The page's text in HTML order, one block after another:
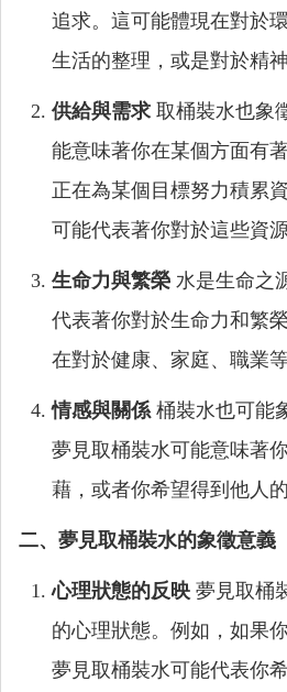
追求。這可能體現在對於
生活的整理，或是對於精
供給與需求 取桶裝水也象
能意味著你在某個方面有
正在為某個目標努力積累
可能代表著你對於這些資源
生命力與繁榮 水是生命之
代表著你對於生命力和繁
在對於健康、家庭、職業
情感與關係桶裝水也可能
夢見取桶裝水可能意味著
藉，或者你希望得到他人
二、夢見取桶裝水的象徵意義
心理狀態的反映 夢見取桶
的心理狀態。例如，如果
夢見取桶裝水可能代表你